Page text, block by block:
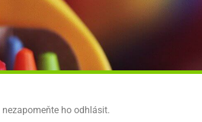
ho odhlásit.